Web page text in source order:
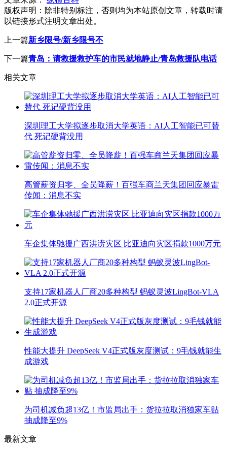
版权声明： 除非特别标注，否则均为本站原创文章，转载时请
以链接形式注明文章出处。
上一篇新乡限号/新乡限号不
下一篇青岛：请救援救护车的市民就地静止/青岛救援队电话
相关文章
深圳理工大学拟逐步取消大学英语：AI人工智能已可替
代 死记硬背没用
高管薪资归零、全员降薪！百强车商兰天集团回应暴雷
传闻：消息不实
车企集体驰援广西洪涝灾区 比亚迪向灾区捐款1000万元
支持17家机器人厂商20多种构型 蚂蚁灵波LingBot-VLA
2.0正式开源
性能大提升 DeepSeek V4正式版灰度测试：9毛钱就能生
成游戏
为司机减负超13亿！市监局出手：货拉拉取消独家车贴
抽成降至9%
最新文章